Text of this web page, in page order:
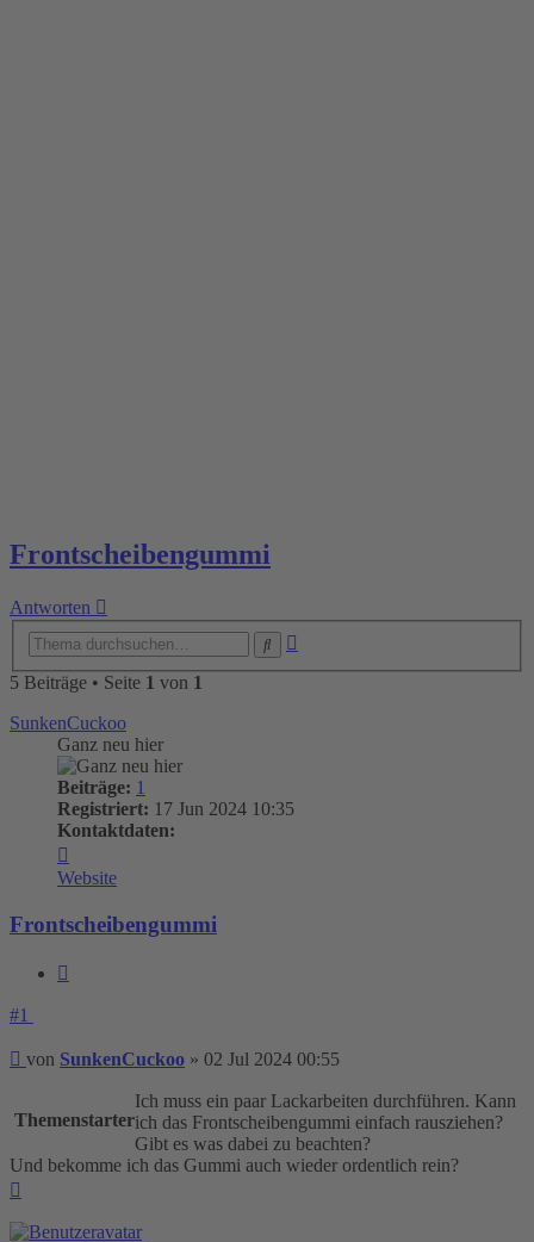
Frontscheibengummi
Antworten
5 Beiträge • Seite 1 von 1
SunkenCuckoo
Ganz neu hier
Beiträge: 1
Registriert: 17 Jun 2024 10:35
Kontaktdaten:
von
SunkenCuckoo
Website
Frontscheibengummi
#1
Beitrag
von SunkenCuckoo » 02 Jul 2024 00:55
Themenstarter
Ich muss ein paar Lackarbeiten durchführen. Kann
ich das Frontscheibengummi einfach rausziehen?
Gibt es was dabei zu beachten?
Und bekomme ich das Gummi auch wieder ordentlich rein?